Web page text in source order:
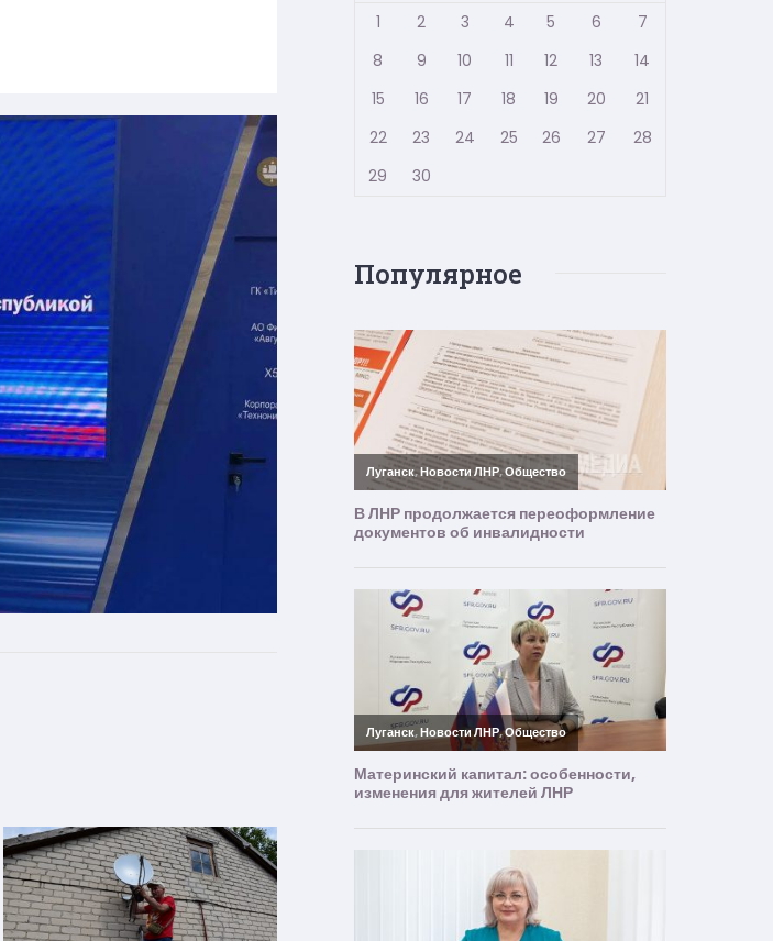
1
2 3 4 5 6
7
8
9 10 11 12 13
14
15
16 17 18 19 20
21
22
23 24 25 26 27
28
29
30
Популярное